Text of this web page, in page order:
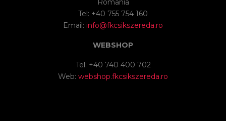
Romania
Tel: +40 755 754 160
Email: info@fkcsikszereda.ro
WEBSHOP
Tel: +40 740 400 702
Web: webshop.fkcsikszereda.ro